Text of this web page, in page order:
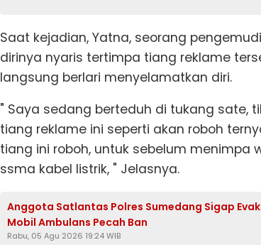
Saat kejadian, Yatna, seorang
dirinya nyaris tertimpa tiang reklame
langsung berlari menyelamatkan diri.
" Saya sedang berteduh di tukang sate,
tiang reklame ini seperti akan roboh
tiang ini roboh, untuk sebelum menimpa
ssma kabel listrik, " Jelasnya.
Anggota Satlantas Polres Sumedang Sigap
Mobil Ambulans Pecah Ban
Rabu, 05 Agu 2026 19:24 WIB